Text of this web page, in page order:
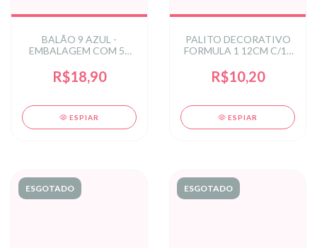
BALÃO 9 AZUL -
EMBALAGEM COM 50
R$18,90
ESPIAR
PALITO DECORATIVO
FORMULA 1 12CM C/12
R$10,20
ESPIAR
ESGOTADO ESGOTADO